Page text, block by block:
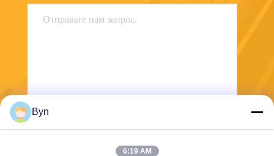
Отправить
Byn
6:19 AM